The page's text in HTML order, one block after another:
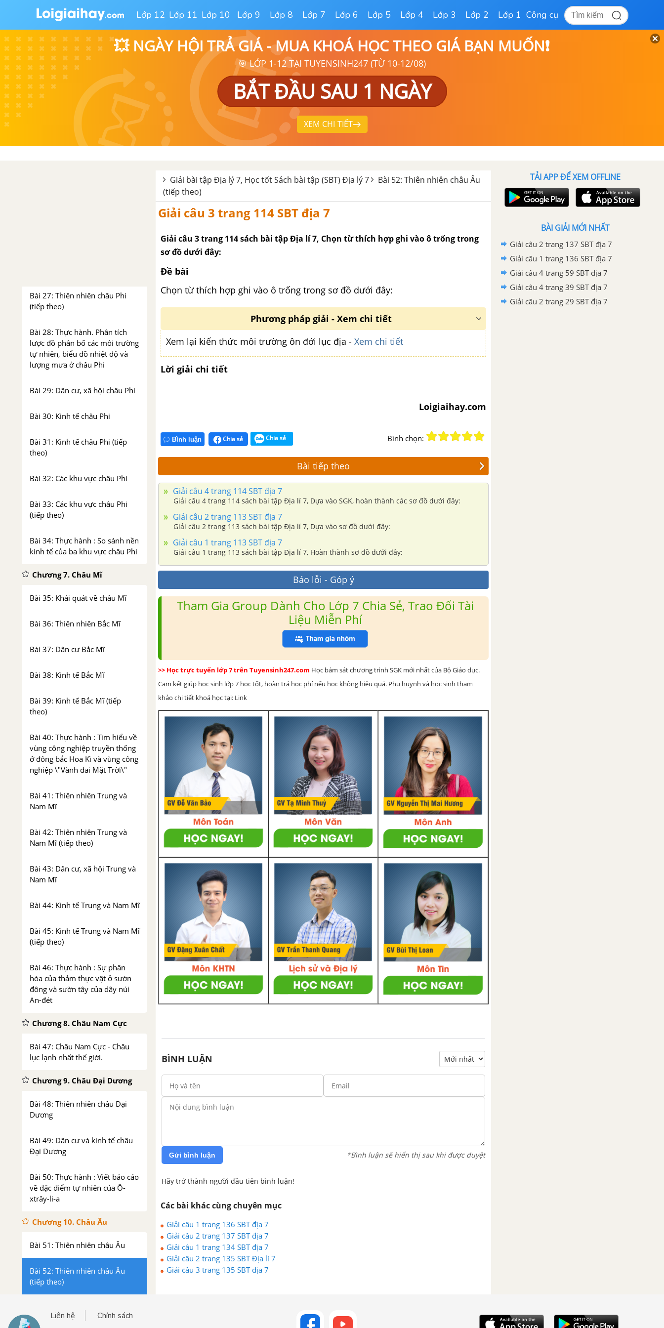
Lớp 12 Lớp 11 Lớp 10 Lớp 9 Lớp 8 Lớp 7 Lớp 6 Lớp 5 Lớp 4 Lớp 3 Lớp 2 Lớp 1 Công cụ
💥 NGÀY HỘI TRẢ GIÁ - MUA KHOÁ HỌC THEO GIÁ BẠN MUỐN❗
🎯 LỚP 1-12 TẠI TUYENSINH247 (TỪ 10-12/08)
BẮT ĐẦU SAU 1 NGÀY
XEM CHI TIẾT
Chương 4. Môi trường đới
con người ở đới lạnh
Bài 21: Môi trường đới lạnh
Bài 22: Hoạt động kinh tế của
con người ở đới lạnh
Chương 5. Môi trường vùng
núi. Hoạt động kinh tế của
con người ở vùng núi
Bài 27: Thiên nhiên châu Phi
(tiếp theo)
Bài 28: Thực hành. Phân tích
lược đồ phân bố các môi trường
tự nhiên, biểu đồ nhiệt độ và
lượng mưa ở châu Phi
Bài 29: Dân cư, xã hội châu Phi
Bài 30: Kinh tế châu Phi
Bài 31: Kinh tế châu Phi (tiếp
theo)
Bài 32: Các khu vực châu Phi
Bài 33: Các khu vực châu Phi
(tiếp theo)
Bài 34: Thực hành : So sánh nền
kinh tế của ba khu vực châu Phi
Chương 7. Châu Mĩ
Bài 35: Khái quát về châu Mĩ
Bài 36: Thiên nhiên Bắc Mĩ
Bài 37: Dân cư Bắc Mĩ
Bài 38: Kinh tế Bắc Mĩ
Bài 39: Kinh tế Bắc Mĩ (tiếp
theo)
Bài 40: Thực hành : Tìm hiểu về
vùng công nghiệp truyền thống
ở đông bắc Hoa Kì và vùng công
nghiệp \"Vành đai Mặt Trời\"
Bài 41: Thiên nhiên Trung và
Nam Mĩ
Bài 42: Thiên nhiên Trung và
Nam Mĩ (tiếp theo)
Bài 43: Dân cư, xã hội Trung và
Nam Mĩ
Bài 44: Kinh tế Trung và Nam Mĩ
Bài 45: Kinh tế Trung và Nam Mĩ
(tiếp theo)
Bài 46: Thực hành : Sự phân
hóa của thảm thực vật ở sườn
đông và sườn tây của dãy núi
An-đét
Chương 8. Châu Nam Cực
Bài 47: Châu Nam Cực - Châu
lục lạnh nhất thế giới.
Chương 9. Châu Đại Dương
Bài 48: Thiên nhiên châu Đại
Dương
Bài 49: Dân cư và kinh tế châu
Đại Dương
Bài 50: Thực hành : Viết báo cáo
về đặc điểm tự nhiên của Ô-
xtrây-li-a
Chương 10. Châu Âu
Bài 51: Thiên nhiên châu Âu
Bài 52: Thiên nhiên châu Âu
(tiếp theo)
tích lược đồ, biểu đồ nhiệt độ và
Giải bài tập Địa lý 7, Học tốt Sách bài tập (SBT) Địa lý 7
Bài 52: Thiên nhiên châu Âu
(tiếp theo)
Giải câu 3 trang 114 SBT địa 7
Giải câu 3 trang 114 sách bài tập Địa lí 7, Chọn từ thích hợp ghi vào ô trống trong
sơ đồ dưới đây:
Đề bài
Chọn từ thích hợp ghi vào ô trống trong sơ đồ dưới đây:
Phương pháp giải - Xem chi tiết
Xem lại kiến thức môi trường ôn đới lục địa - Xem chi tiết
Lời giải chi tiết
Loigiaihay.com
Bình luận Chia sẻ Chia sẻ Bình chọn:
Bài tiếp theo
Giải câu 4 trang 114 SBT địa 7
Giải câu 4 trang 114 sách bài tập Địa lí 7, Dựa vào SGK, hoàn thành các sơ đồ dưới đây:
Giải câu 2 trang 113 SBT địa 7
Giải câu 2 trang 113 sách bài tập Địa lí 7, Dựa vào sơ đồ dưới đây:
Giải câu 1 trang 113 SBT địa 7
Giải câu 1 trang 113 sách bài tập Địa lí 7, Hoàn thành sơ đồ dưới đây:
Báo lỗi - Góp ý
Tham Gia Group Dành Cho Lớp 7 Chia Sẻ, Trao Đổi Tài
Liệu Miễn Phí
>> Học trực tuyến lớp 7 trên Tuyensinh247.com Học bám sát chương trình SGK mới nhất của Bộ Giáo dục.
Cam kết giúp học sinh lớp 7 học tốt, hoàn trả học phí nếu học không hiệu quả. Phụ huynh và học sinh tham
khảo chi tiết khoá học tại: Link
BÌNH LUẬN
Gửi bình luận *Bình luận sẽ hiển thị sau khi được duyệt
Hãy trở thành người đầu tiên bình luận!
Các bài khác cùng chuyên mục
Giải câu 1 trang 136 SBT địa 7
Giải câu 2 trang 137 SBT địa 7
Giải câu 1 trang 134 SBT địa 7
Giải câu 2 trang 135 SBT Địa lí 7
Giải câu 3 trang 135 SBT địa 7
TẢI APP ĐỂ XEM OFFLINE
BÀI GIẢI MỚI NHẤT
Giải câu 2 trang 137 SBT địa 7
Giải câu 1 trang 136 SBT địa 7
Giải câu 4 trang 59 SBT địa 7
Giải câu 4 trang 39 SBT địa 7
Giải câu 2 trang 29 SBT địa 7
Liên hệ Chính sách